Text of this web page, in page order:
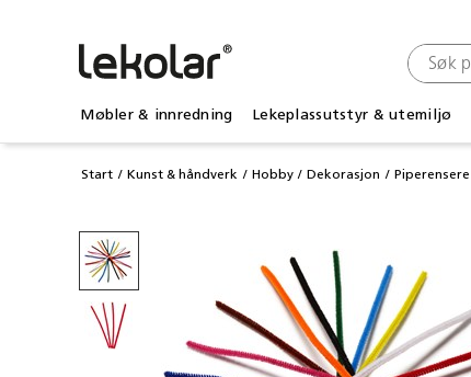
Møbler & innredning Lekeplassutstyr & utemiljø
Start Kunst & håndverk Hobby Dekorasjon Piperensere